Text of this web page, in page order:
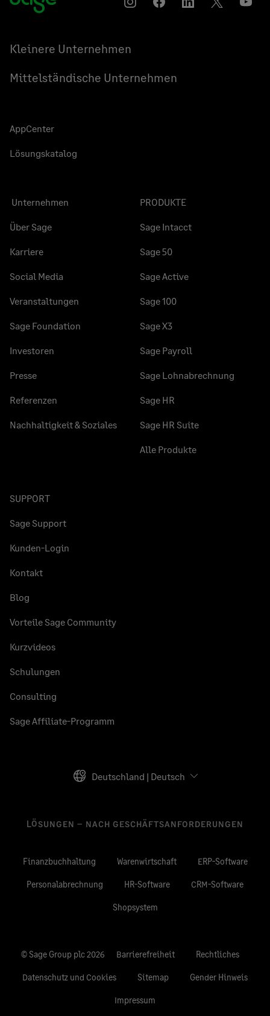
Instagram
Auf
Auf
Auf
Kleinere Unternehmen
Mittelständische Unternehmen
AppCenter
Lösungskatalog
Unternehmen
Über Sage
Karriere
Social Media
Veranstaltungen
Sage Foundation
Investoren
Presse
Referenzen
Nachhaltigkeit & Soziales
PRODUKTE
Sage Intacct
Sage 50
Sage Active
Sage 100
Sage X3
Sage Payroll
Sage Lohnabrechnung
Sage HR
Sage HR Suite
Alle Produkte
SUPPORT
Sage Support
Kunden-Login
Kontakt
Blog
Vorteile Sage Community
Kurzvideos
Schulungen
Consulting
Sage Affiliate-Programm
Deutschland | Deutsch
LÖSUNGEN – NACH GESCHÄFTSANFORDERUNGEN
Finanzbuchhaltung Warenwirtschaft ERP-Software
Personalabrechnung HR-Software CRM-Software
Shopsystem
© Sage Group plc 2026 Barrierefreiheit Rechtliches
Datenschutz und Cookies Sitemap Gender Hinweis
Impressum